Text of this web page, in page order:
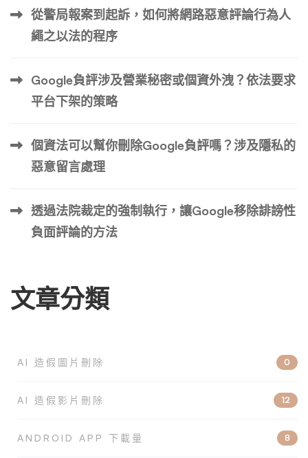
「高複製價值」特性 為什麼偏偏是幣圈的新聞、爆料、指
控特別容易被大量複製？這與加密貨幣社群的資訊消費習慣
密切相關。幣圈參與者極度依賴 Telegram、Discord、Twitt
交易所爆出擠兌危機，或者某個智能合約被審計公司標示為
高風險，這類消息在社群內部的傳播速度是以「分鐘」為單
台，大量內容農場網站、小型區塊鏈媒體、甚至個人部落格
會在第一時間透過 RSS 訂閱或爬蟲程式自動抓取熱門消
息，然後幾乎原封不 […] …
從警局報案到起訴，如何將網路惡意評論行為人
繩之以法的程序
Google負評涉及營業秘密或個資外洩？依法要求
平台下架的策略
個資法可以幫你刪除Google負評嗎？涉及隱私的
惡意留言處理
透過法院裁定的強制執行，讓Google移除誹謗性
負面評論的方法
文章分類
AI 造假圖片刪除 0
AI 造假影片刪除 12
ANDROID APP 下載量 8